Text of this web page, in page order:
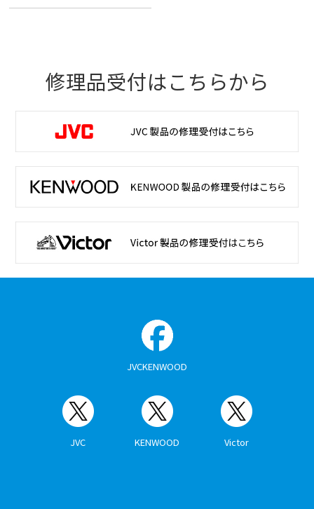
修理品受付はこちらから
JVCKENWOOD
JVC KENWOOD Victor